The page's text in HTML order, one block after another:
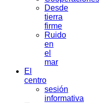
Desde
tierra
firme
Ruido
en
el
mar
El
centro
sesión
informativa